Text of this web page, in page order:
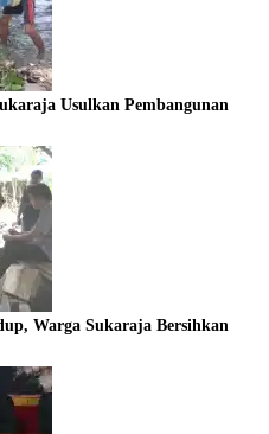
Usulkan Pembangunan
Warga Sukaraja Bersihkan